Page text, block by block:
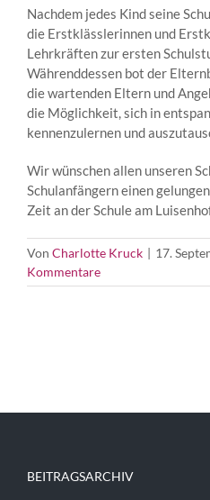
Nachdem jedes Kind seine
die Erstklässlerinnen und
Lehrkräften zur ersten
Währenddessen bot der
die wartenden Eltern und
die Möglichkeit, sich in
kennenzulernen und
Wir wünschen allen unseren
Schulanfängern einen
Zeit an der Schule am
Von Charlotte Kruck | 17.
Kommentare
BEITRAGSARCHIV